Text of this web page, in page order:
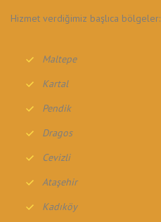
Hizmet verdiğimiz başlıca bölgeler:
Maltepe
Kartal
Pendik
Dragos
Cevizli
Ataşehir
Kadıköy